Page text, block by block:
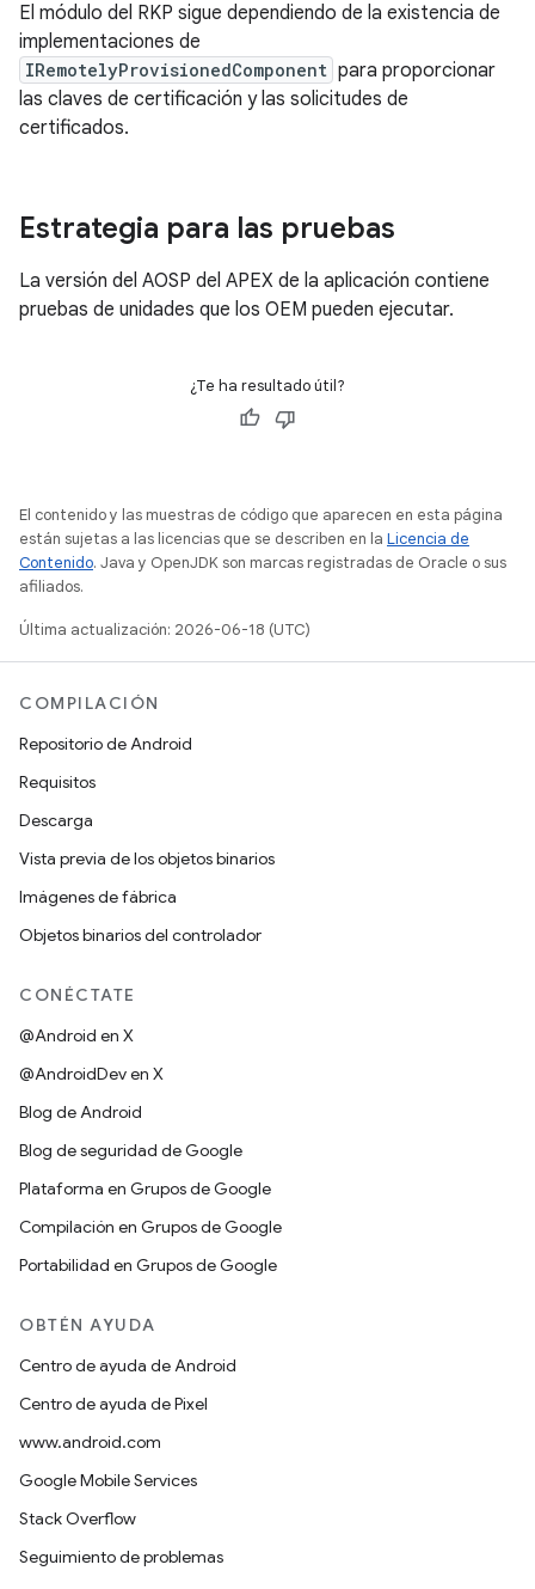
El módulo del RKP sigue dependiendo de la existencia de
implementaciones de
IRemotelyProvisionedComponent para proporcionar
las claves de certificación y las solicitudes de
certificados.
Estrategia para las pruebas
La versión del AOSP del APEX de la aplicación contiene
pruebas de unidades que los OEM pueden ejecutar.
¿Te ha resultado útil?
El contenido y las muestras de código que aparecen en esta página
están sujetas a las licencias que se describen en la Licencia de
Contenido. Java y OpenJDK son marcas registradas de Oracle o sus
afiliados.
Última actualización: 2026-06-18 (UTC)
COMPILACIÓN
Repositorio de Android
Requisitos
Descarga
Vista previa de los objetos binarios
Imágenes de fábrica
Objetos binarios del controlador
CONÉCTATE
@Android en X
@AndroidDev en X
Blog de Android
Blog de seguridad de Google
Plataforma en Grupos de Google
Compilación en Grupos de Google
Portabilidad en Grupos de Google
OBTÉN AYUDA
Centro de ayuda de Android
Centro de ayuda de Pixel
www.android.com
Google Mobile Services
Stack Overflow
Seguimiento de problemas